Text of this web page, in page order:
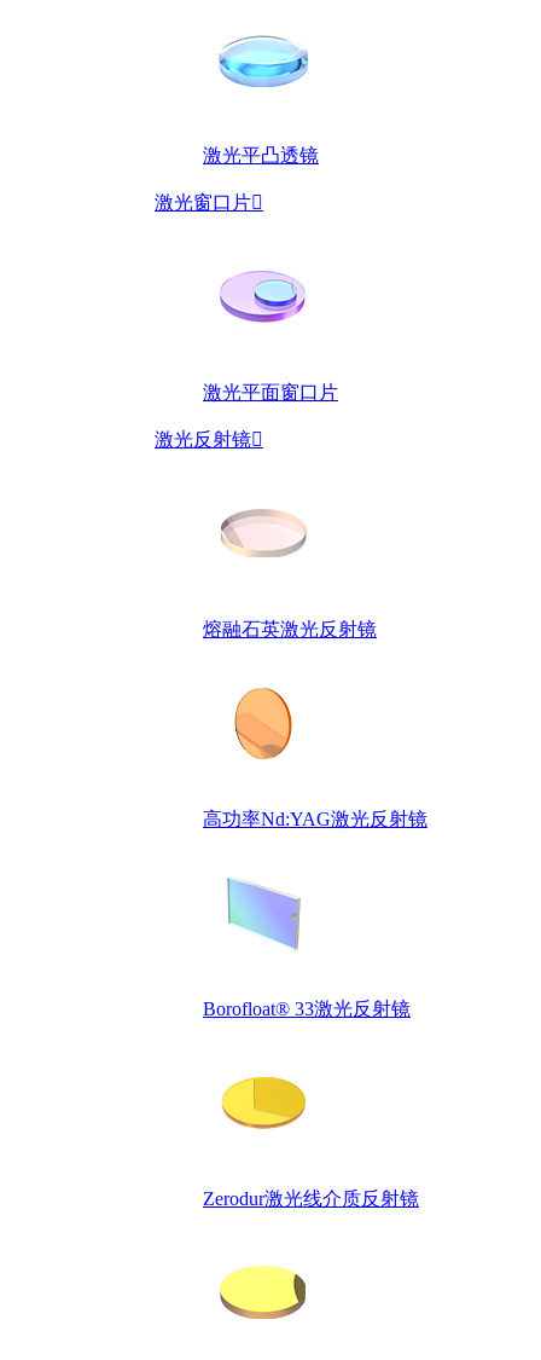
激光平凸透镜
激光窗口片
激光平面窗口片
激光反射镜
熔融石英激光反射镜
高功率Nd:YAG激光反射镜
Borofloat® 33激光反射镜
Zerodur激光线介质反射镜